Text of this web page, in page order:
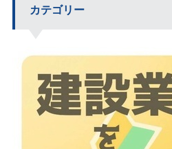
カテゴリー